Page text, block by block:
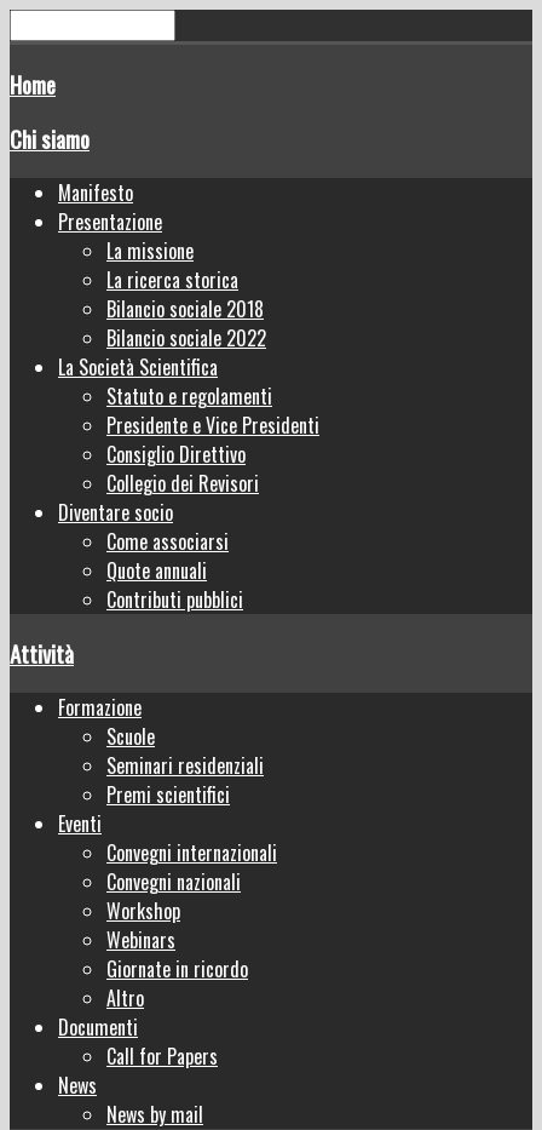
Home
Chi siamo
Manifesto
Presentazione
La missione
La ricerca storica
Bilancio sociale 2018
Bilancio sociale 2022
La Società Scientifica
Statuto e regolamenti
Presidente e Vice Presidenti
Consiglio Direttivo
Collegio dei Revisori
Diventare socio
Come associarsi
Quote annuali
Contributi pubblici
Attività
Formazione
Scuole
Seminari residenziali
Premi scientifici
Eventi
Convegni internazionali
Convegni nazionali
Workshop
Webinars
Giornate in ricordo
Altro
Documenti
Call for Papers
News
News by mail